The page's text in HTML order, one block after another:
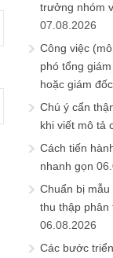
trưởng nhóm
07.08.2026
Công việc
phó tổng
hoặc giám
Chú ý cẩn
khi viết mô tả
Cách tiến
nhanh gọn
Chuẩn bị
thu thập phân
06.08.2026
Các bước